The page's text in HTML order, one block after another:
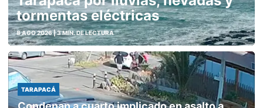
tormentas eléctricas
8 AGO 2026| 3 MIN. DE LECTURA
TARAPACÁ